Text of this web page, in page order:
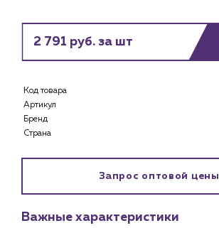
Каталог
О компании
История компании
Услуги
2 791 руб. за шт
Код товара
Артикул
Бренд
Страна
Запрос оптовой цены
Важные характеристики